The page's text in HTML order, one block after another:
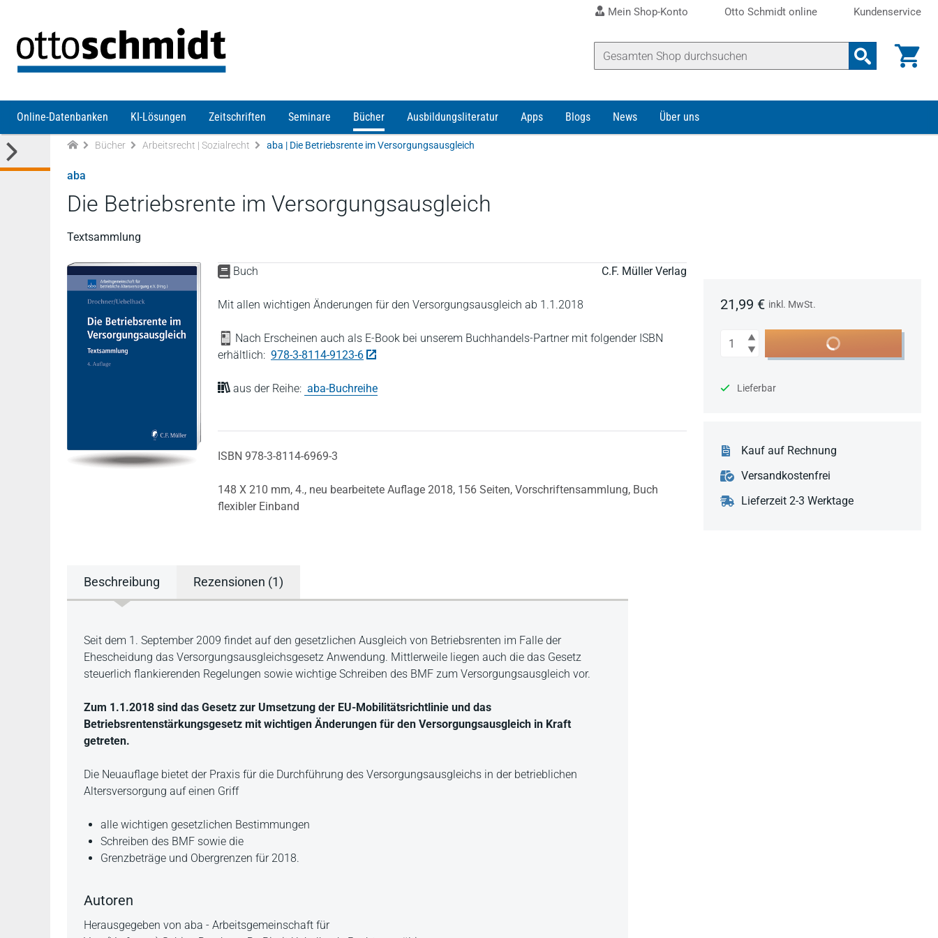
Mein Shop-Konto Otto Schmidt online Kundenservice
Online-Datenbanken KI-Lösungen Zeitschriften Seminare Bücher Ausbildungsliteratur Apps Blogs News Über uns
Bücher Arbeitsrecht | Sozialrecht aba | Die Betriebsrente im Versorgungsausgleich
aba
Die Betriebsrente im Versorgungsausgleich
Textsammlung
Buch C.F. Müller Verlag
Mit allen wichtigen Änderungen für den Versorgungsausgleich ab 1.1.2018
Nach Erscheinen auch als E-Book bei unserem Buchhandels-Partner mit folgender ISBN
erhältlich: 978-3-8114-9123-6
aus der Reihe: aba-Buchreihe
ISBN 978-3-8114-6969-3
148 X 210 mm, 4., neu bearbeitete Auflage 2018, 156 Seiten, Vorschriftensammlung, Buch
flexibler Einband
21,99 € inkl. MwSt.
Anzahl In den Warenkorb
Lieferbar
Kauf auf Rechnung
Versandkostenfrei
Lieferzeit 2-3 Werktage
Beschreibung Rezensionen (1)
Beschreibung
Seit dem 1. September 2009 findet auf den gesetzlichen Ausgleich von Betriebsrenten im Falle der
Ehescheidung das Versorgungsausgleichsgesetz Anwendung. Mittlerweile liegen auch die das Gesetz
steuerlich flankierenden Regelungen sowie wichtige Schreiben des BMF zum Versorgungsausgleich vor.
Zum 1.1.2018 sind das Gesetz zur Umsetzung der EU-Mobilitätsrichtlinie und das
Betriebsrentenstärkungsgesetz mit wichtigen Änderungen für den Versorgungsausgleich in Kraft
getreten.
Die Neuauflage bietet der Praxis für die Durchführung des Versorgungsausgleichs in der betrieblichen
Altersversorgung auf einen Griff
alle wichtigen gesetzlichen Bestimmungen
Schreiben des BMF sowie die
Grenzbeträge und Obergrenzen für 2018.
Autoren
Herausgegeben von aba - Arbeitsgemeinschaft für